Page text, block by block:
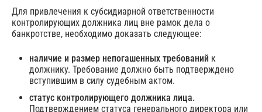
Для привлечения к субсидиарной ответственности
контролирующих должника лиц вне рамок дела о
банкротстве, необходимо доказать следующее:
наличие и размер непогашенных требований к
должнику. Требование должно быть подтверждено
вступившим в силу судебным актом.
статус контролирующего должника лица.
Подтверждением статуса генерального директора или